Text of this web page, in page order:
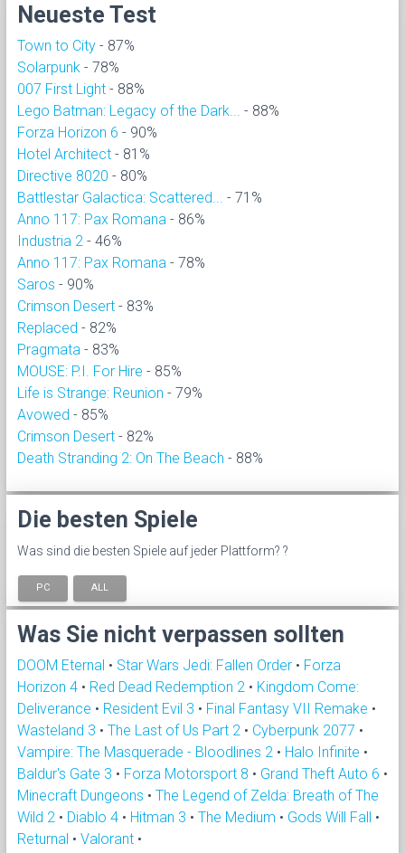
Neueste Test
Town to City - 87%
Solarpunk - 78%
007 First Light - 88%
Lego Batman: Legacy of the Dark...
- 88%
Forza Horizon 6 - 90%
Hotel Architect - 81%
Directive 8020 - 80%
Battlestar Galactica: Scattered...
- 71%
Anno 117: Pax Romana - 86%
Industria 2 - 46%
Anno 117: Pax Romana - 78%
Saros - 90%
Crimson Desert - 83%
Replaced - 82%
Pragmata - 83%
MOUSE: P.I. For Hire - 85%
Life is Strange: Reunion - 79%
Avowed - 85%
Crimson Desert - 82%
Death Stranding 2: On The Beach - 88%
Die besten Spiele
Was sind die besten Spiele auf jeder Plattform? ?
PC ALL
Was Sie nicht verpassen sollten
DOOM Eternal • Star Wars Jedi: Fallen Order • Forza
Horizon 4 • Red Dead Redemption 2 • Kingdom Come:
Deliverance • Resident Evil 3 • Final Fantasy VII Remake •
Wasteland 3 • The Last of Us Part 2 • Cyberpunk 2077 •
Vampire: The Masquerade - Bloodlines 2 • Halo Infinite •
Baldur's Gate 3 • Forza Motorsport 8 • Grand Theft Auto 6 •
Minecraft Dungeons • The Legend of Zelda: Breath of The
Wild 2 • Diablo 4 • Hitman 3 • The Medium • Gods Will Fall •
Returnal • Valorant •